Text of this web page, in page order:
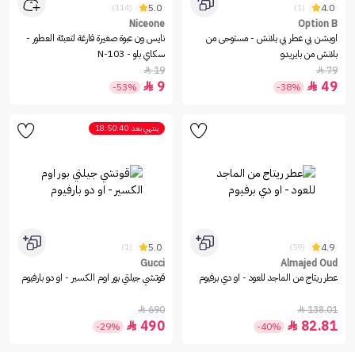
4.0
(1)
Option B
اوبشن بي عطر بي بلانش - مستوحى من
بلانش من بايريدو
79

49

-38%
5.0
(114)
Niceone
نايس ون عبوة صغيرة فارغة لتعبئة العطور -
سكاي بلو - N-103
19

9

-53%
4.9
(59)
Almajed Oud
عطر ريتاج من الماجد للعود - او دي برفيوم
138.01

82.81

-40%
ينتهي بعد 18:50:40
5.0
(1)
Gucci
قوتشي جيلتي بور اوم الكسير - او دو بارفيوم
690

490

-29%